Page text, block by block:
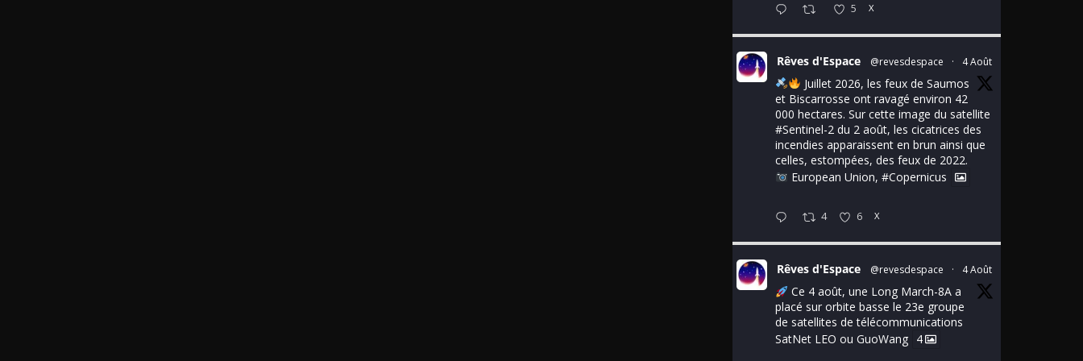
5 X
Rêves d'Espace @revesdespace · 4 Août
Juillet 2026, les feux de Saumos
et Biscarrosse ont ravagé environ 42
000 hectares. Sur cette image du satellite
#Sentinel-2 du 2 août, les cicatrices des
incendies apparaissent en brun ainsi que
celles, estompées, des feux de 2022.
European Union, #Copernicus
4 6 X
Rêves d'Espace @revesdespace · 4 Août
Ce 4 août, une Long March-8A a
placé sur orbite basse le 23e groupe
de satellites de télécommunications
SatNet LEO ou GuoWang 4